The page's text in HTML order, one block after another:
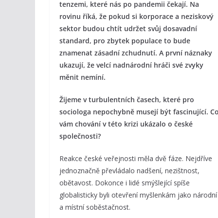
tenzemi, které nás po pandemii čekají. Na
rovinu říká, že pokud si korporace a neziskový
sektor budou chtít udržet svůj dosavadní
standard, pro zbytek populace to bude
znamenat zásadní zchudnutí. A první náznaky
ukazují, že velcí nadnárodní hráči své zvyky
měnit nemíní.
Žijeme v turbulentních časech, které pro
sociologa nepochybně musejí být fascinující.
vám chování v této krizi ukázalo o české
společnosti?
Reakce české veřejnosti měla dvě fáze. Nejdříve
jednoznačně převládalo nadšení, nezištnost,
obětavost. Dokonce i lidé smýšlející spíše
globalisticky byli otevření myšlenkám jako národní
a místní soběstačnost.